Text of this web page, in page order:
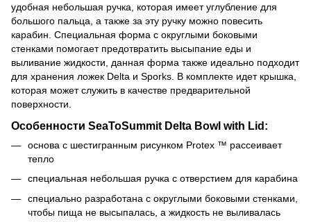
удобная небольшая ручка, которая имеет углубление для
большого пальца, а также за эту ручку можно повесить
карабин. Специальная форма с округлыми боковыми
стенками помогает предотвратить высыпание еды и
выливание жидкости, данная форма также идеально подходит
для хранения ложек Delta и Sporks. В комплекте идет крышка,
которая может служить в качестве предварительной
поверхности.
Особенности SeaToSummit Delta Bowl with Lid:
основа с шестигранным рисунком Protex ™ рассеивает
тепло
специальная небольшая ручка с отверстием для карабина
специально разработана с округлыми боковыми стенками,
чтобы пища не высыпалась, а жидкость не выливалась